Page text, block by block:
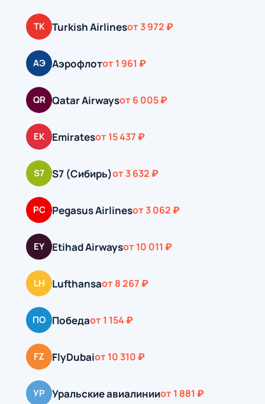
TK Turkish Airlinesот 3 972 ₽
АЭ Аэрофлотот 1 961 ₽
QR Qatar Airwaysот 6 005 ₽
EK Emiratesот 15 437 ₽
S7 S7 (Сибирь)от 3 632 ₽
PC Pegasus Airlinesот 3 062 ₽
EY Etihad Airwaysот 10 011 ₽
LH Lufthansaот 8 267 ₽
ПО Победаот 1 154 ₽
FZ FlyDubaiот 10 310 ₽
УР Уральские авиалинииот 1 881 ₽